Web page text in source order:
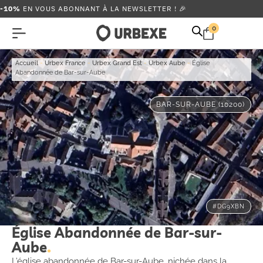
-10% EN VOUS ABONNANT À LA NEWSLETTER ! 🎉
0
Accueil -Urbex France - Urbex Grand Est-Urbex Aube-Église
Abandonnée de Bar-sur-Aube
BAR-SUR-AUBE (10200)
#DG9XBN
Église Abandonnée de Bar-sur-
Aube